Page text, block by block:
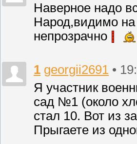
Наверное надо
Народ,видимо на
непрозрачно
1 georgii2691 •
Я участник
сад №1 (около
стал 10. Вот из
Прыгаете из